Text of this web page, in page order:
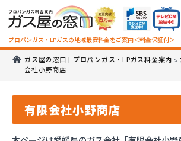
プロパンガス・LPガスの地域最安料金をご案内＜料金保証付＞
ガス屋の窓口 | プロパンガス・LPガス料金案内 >
会社小野商店
有限会社小野商店